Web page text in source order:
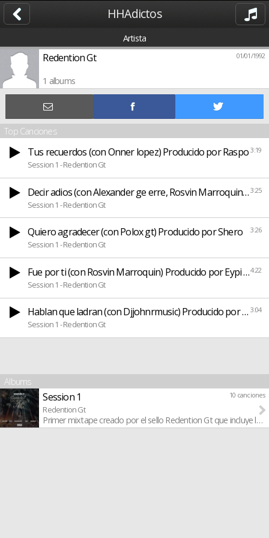
HHAdictos
Artista
01/01/1992
Redention Gt
1 albums
Top Canciones
3:19
Tus recuerdos (con Onner lopez) Producido por Raspo
Session 1 - Redention Gt
3:25
Decir adios (con Alexander ge erre, Rosvin Marroquin y
Session 1 - Redention Gt
3:26
Quiero agradecer (con Polox gt) Producido por Shero
Session 1 - Redention Gt
4:22
Fue por ti (con Rosvin Marroquin) Producido por Eypi videz
Session 1 - Redention Gt
3:04
Hablan que ladran (con Djjohnrmusic) Producido por
Session 1 - Redention Gt
Albums
10 canciones
Session 1
Redention Gt
Primer mixtape creado por el sello Redention Gt que incluye la